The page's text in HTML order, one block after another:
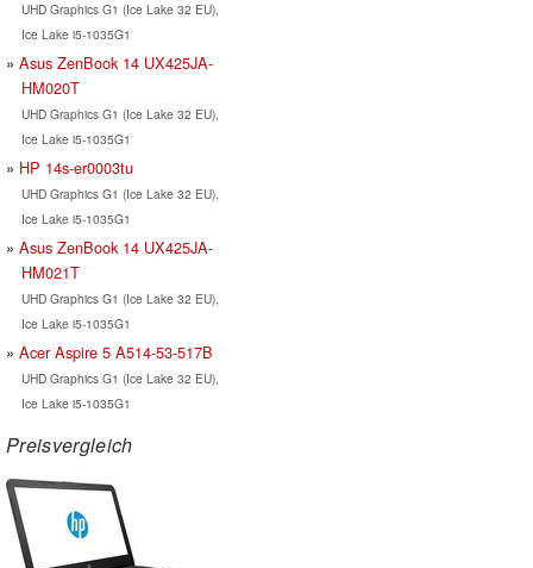
UHD Graphics G1 (Ice Lake 32 EU),
Ice Lake i5-1035G1
Asus ZenBook 14 UX425JA-
HM020T
UHD Graphics G1 (Ice Lake 32 EU),
Ice Lake i5-1035G1
HP 14s-er0003tu
UHD Graphics G1 (Ice Lake 32 EU),
Ice Lake i5-1035G1
Asus ZenBook 14 UX425JA-
HM021T
UHD Graphics G1 (Ice Lake 32 EU),
Ice Lake i5-1035G1
Acer Aspire 5 A514-53-517B
UHD Graphics G1 (Ice Lake 32 EU),
Ice Lake i5-1035G1
Preisvergleich